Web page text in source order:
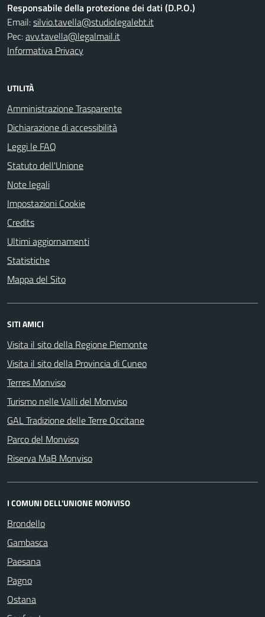
Responsabile della protezione dei dati (D.P.O.)
Email:silvio.tavella@studiolegalebt.it
Pec:avv.tavella@legalmail.it
Informativa Privacy
UTILITÀ
Amministrazione Trasparente
Dichiarazione di accessibilità
Leggi le FAQ
Statuto dell'Unione
Note legali
Impostazioni Cookie
Credits
Ultimi aggiornamenti
Statistiche
Mappa del Sito
SITI AMICI
Visita il sito della Regione Piemonte
Visita il sito della Provincia di Cuneo
Terres Monviso
Turismo nelle Valli del Monviso
GAL Tradizione delle Terre Occitane
Parco del Monviso
Riserva MaB Monviso
I COMUNI DELL'UNIONE MONVISO
Brondello
Gambasca
Paesana
Pagno
Ostana